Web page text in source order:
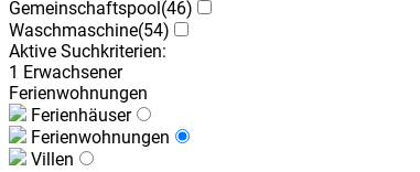
Gemeinschaftspool(46)
Waschmaschine(54)
Aktive Suchkriterien:
1 Erwachsener
Ferienwohnungen
Ferienhäuser
Ferienwohnungen
Villen